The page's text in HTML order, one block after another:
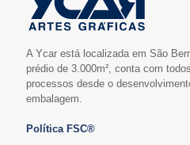
A Ycar está localizada em São
prédio de 3.000m², conta com
processos desde o
embalagem.
Política FSC®